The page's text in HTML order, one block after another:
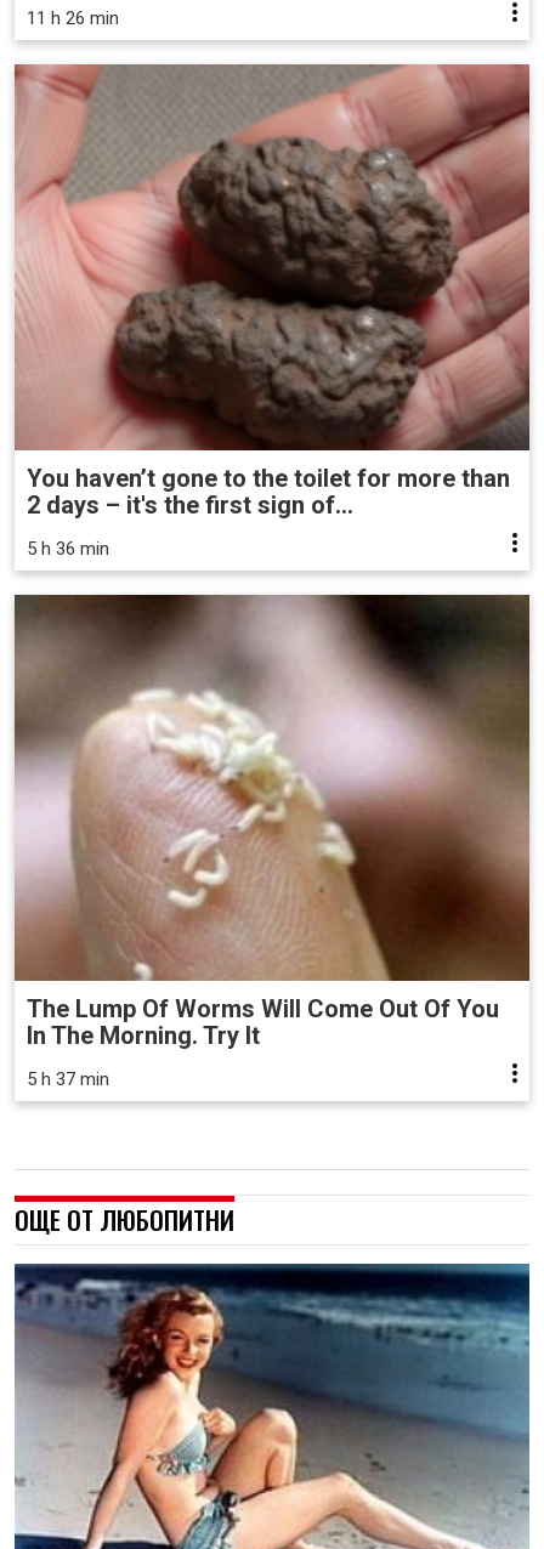
11 h 26 min
You haven’t gone to the toilet for more than
2 days – it's the first sign of...
5 h 36 min
The Lump Of Worms Will Come Out Of You
In The Morning. Try It
5 h 37 min
ОЩЕ ОТ ЛЮБОПИТНИ